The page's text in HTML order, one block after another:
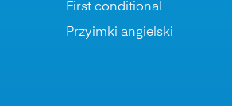
First conditional
Przyimki angielski